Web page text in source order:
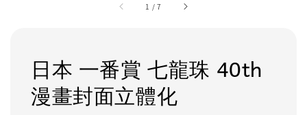
1 /7
日本 一番賞 七龍珠 40th
漫畫封面立體化